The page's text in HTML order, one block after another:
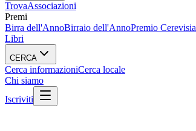
TrovaAssociazioni
Premi
Birra dell'AnnoBirraio dell'AnnoPremio Cerevisia
Libri
CERCA
Cerca informazioniCerca locale
Chi siamo
Iscriviti